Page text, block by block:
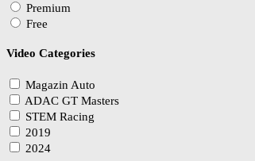
Premium
Free
Video Categories
Magazin Auto
ADAC GT Masters
STEM Racing
2019
2024